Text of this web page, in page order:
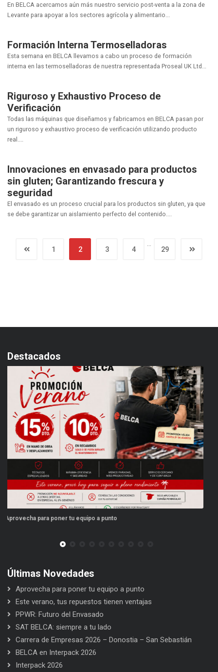
En BELCA acercamos aún más nuestro servicio post-venta a la zona de
Levante para apoyar a los sectores agrícola y alimentario...
Formación Interna Termoselladoras
Esta semana en BELCA llevamos a cabo un proceso de formación
interna en las termoselladoras de nuestra representada Proseal UK Ltd...
Riguroso y Exhaustivo Proceso de
Verificación
Todas las máquinas que diseñamos y fabricamos en BELCA pasan por
un riguroso y exhaustivo proceso de verificación utilizando producto
real....
Innovaciones en envasado para productos
sin gluten; Garantizando frescura y
seguridad
El envasado es un proceso crucial para los productos sin gluten, ya que
se debe garantizar un aislamiento perfecto del contenido....
1 2 3 4 29
Destacados
Este verano, tus repuestos tienen ventajas
Últimas Novedades
Aprovecha para poner tu equipo a punto
Este verano, tus repuestos tienen ventajas
PPWR: Futuro del Envasado
SAT BELCA: siempre a tu lado
Carrera de Empresas 2026 – Donostia – San Sebastián
BELCA en Interpack 2026
Interpack 2026